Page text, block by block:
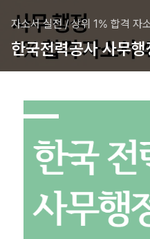
자소서 실전/상위 1% 합격 자
한국전력공사 사무